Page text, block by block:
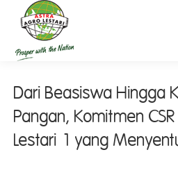
Dari Beasiswa Hingga
Pangan, Komitmen
Lestari 1 yang